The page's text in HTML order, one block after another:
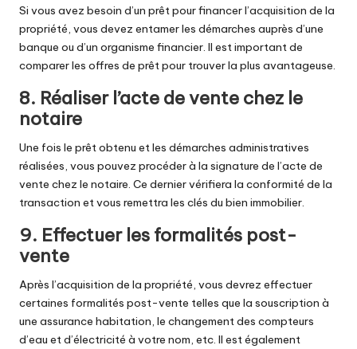
Si vous avez besoin d’un prêt pour financer l’acquisition de la
propriété, vous devez entamer les démarches auprès d’une
banque ou d’un organisme financier. Il est important de
comparer les offres de prêt pour trouver la plus avantageuse.
8. Réaliser l’acte de vente chez le
notaire
Une fois le prêt obtenu et les démarches administratives
réalisées, vous pouvez procéder à la signature de l’acte de
vente chez le notaire. Ce dernier vérifiera la conformité de la
transaction et vous remettra les clés du bien immobilier.
9. Effectuer les formalités post-
vente
Après l’acquisition de la propriété, vous devrez effectuer
certaines formalités post-vente telles que la souscription à
une assurance habitation, le changement des compteurs
d’eau et d’électricité à votre nom, etc. Il est également